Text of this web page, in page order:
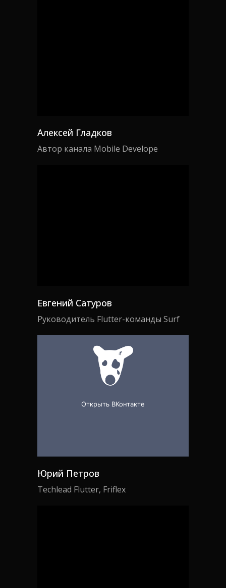
Алексей Гладков
Автор канала Mobile Develope
Евгений Сатуров
Руководитель Flutter-команды Surf
Юрий Петров
Techlead Flutter, Friflex